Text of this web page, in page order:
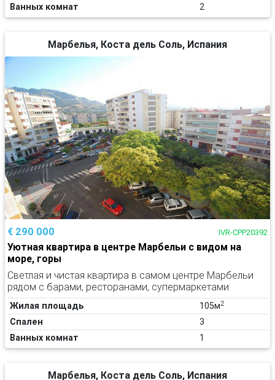
Ванных комнат
2
Марбелья, Коста дель Соль, Испания
€ 290 000 IVR-CPP20392
Уютная квартира в центре Марбельи с видом на
море, горы
Светлая и чистая квартира в самом центре Марбельи
рядом с барами, ресторанами, супермаркетами
Жилая площадь 105м2
Спален
3
Ванных комнат
1
Марбелья, Коста дель Соль, Испания